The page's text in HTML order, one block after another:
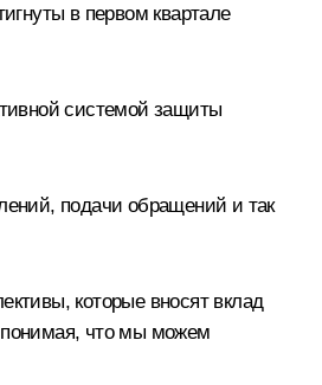
в первом квартале
системой защиты
подачи обращений и так
которые вносят вклад
понимая, что мы можем